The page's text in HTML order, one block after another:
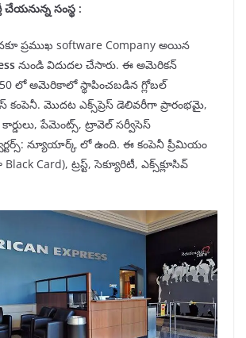
సంస్థ :
ప్రముఖ software Company అయిన
నుండి విదుదల చేసారు. ఈ అమెరికన్
లో అమెరికాలో స్థాపించబడిన గ్లోబల్
కంపెనీ. మొదట ఎక్స్‌ప్రెస్ డెలివరీగా ప్రారంభమై,
పేమెంట్స్, ట్రావెల్ సర్వీసెస్
న్యూయార్క్ లో ఉంది. ఈ కంపెనీ ప్రీమియం
Card), ట్రస్ట్, సెక్యూరిటీ, ఎక్స్‌క్లూసివ్